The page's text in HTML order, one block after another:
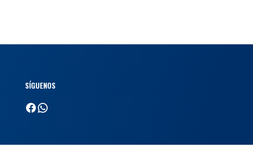
SÍGUENOS
Facebook
WhatsApp